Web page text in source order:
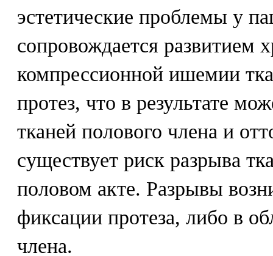
эстетические проблемы у
сопровождается развитием
компрессионной ишемии
протез, что в результате
тканей полового члена и
существует риск разрыва
половом акте. Разрывы
фиксации протеза, либо в
члена.